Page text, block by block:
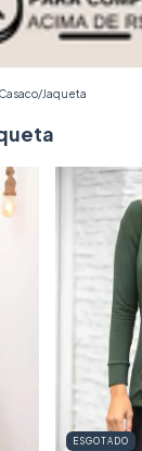
Jaqueta
ESGOTADO